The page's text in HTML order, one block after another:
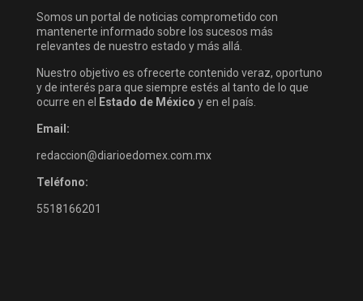
Somos un portal de noticias comprometido con
mantenerte informado sobre los sucesos más
relevantes de nuestro estado y más allá.
Nuestro objetivo es ofrecerte contenido veraz, oportuno
y de interés para que siempre estés al tanto de lo que
ocurre en el
Estado de México y en el país.
Email:
redaccion@diarioedomex.com.mx
Teléfono:
5518166201